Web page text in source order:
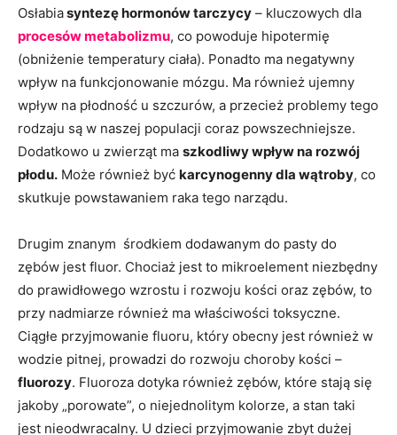
Osłabiasyntezę hormonów tarczycy – kluczowych dla
procesów metabolizmu, co powoduje hipotermię
(obniżenie temperatury ciała). Ponadto ma negatywny
wpływ na funkcjonowanie mózgu. Ma również ujemny
wpływ na płodność u szczurów, a przecież problemy tego
rodzaju są w naszej populacji coraz powszechniejsze.
Dodatkowo u zwierząt ma szkodliwy wpływ na rozwój
płodu. Może również być karcynogenny dla wątroby, co
skutkuje powstawaniem raka tego narządu.
Drugim znanym środkiem dodawanym do pasty do
zębów jest fluor. Chociaż jest to mikroelement niezbędny
do prawidłowego wzrostu i rozwoju kości oraz zębów, to
przy nadmiarze również ma właściwości toksyczne.
Ciągłe przyjmowanie fluoru, który obecny jest również w
wodzie pitnej, prowadzi do rozwoju choroby kości –
fluorozy. Fluoroza dotyka również zębów, które stają się
jakoby „porowate”, o niejednolitym kolorze, a stan taki
jest nieodwracalny. U dzieci przyjmowanie zbyt dużej